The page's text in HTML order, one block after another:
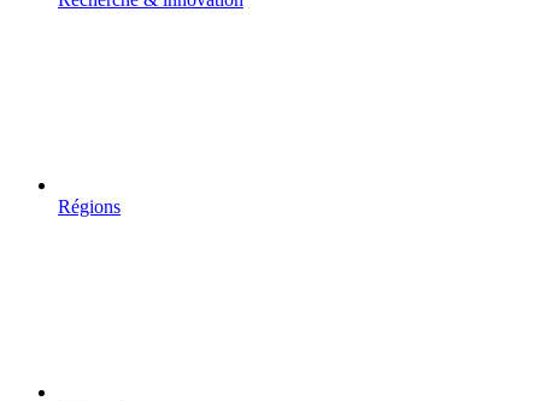
Régions